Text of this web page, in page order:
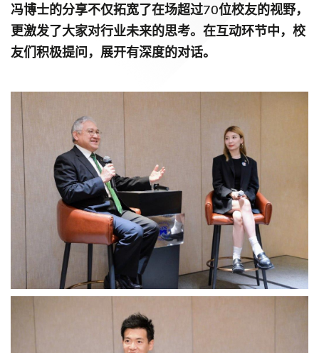
冯博士的分享不仅拓宽了在场超过70位校友的视野，
更激发了大家对行业未来的思考。在互动环节中，校
友们积极提问，展开有深度的对话。